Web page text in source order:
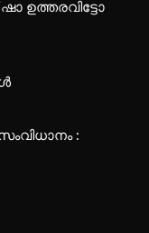
ഉത്തരവിട്ടോ
: